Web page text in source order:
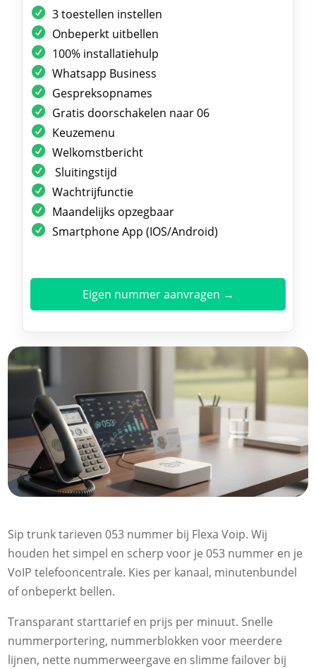
3 toestellen instellen
Onbeperkt uitbellen
100% installatiehulp
Whatsapp Business
Gespreksopnames
Gratis doorschakelen naar 06
Keuzemenu
Welkomstbericht
Sluitingstijd
Wachtrijfunctie
Maandelijks opzegbaar
Smartphone App (IOS/Android)
Eigen nummer aanvragen →
Sip trunk tarieven 053 nummer bij Flexa Voip.​ Wij
houden het simpel en scherp voor je 053 nummer en je
VoIP telefooncentrale.​ Kies per kanaal, minutenbundel
of onbeperkt bellen.​
Transparant starttarief en prijs per minuut.​ Snelle
nummerportering, nummerblokken voor meerdere
lijnen, nette nummerweergave en slimme failover bij